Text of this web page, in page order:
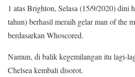
1 atas Brighton, Selasa (15/9/2020) dini
tahun) berhasil meraih gelar man of the
berdasarkan Whoscored.
Namun, di balik kegemilangan itu lagi-
Chelsea kembali disorot.